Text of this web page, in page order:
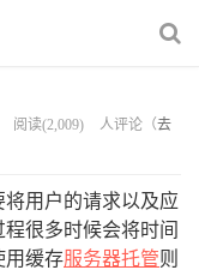
阅读(2,009) 人评论（去
用户的请求以及应
很多时候会将时间
用缓存服务器托管则